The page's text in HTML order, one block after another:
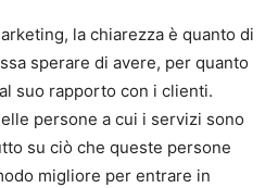
la chiarezza è quanto di
sperare di avere, per quanto
suo rapporto con i clienti.
persone a cui i servizi sono
su ciò che queste persone
migliore per entrare in